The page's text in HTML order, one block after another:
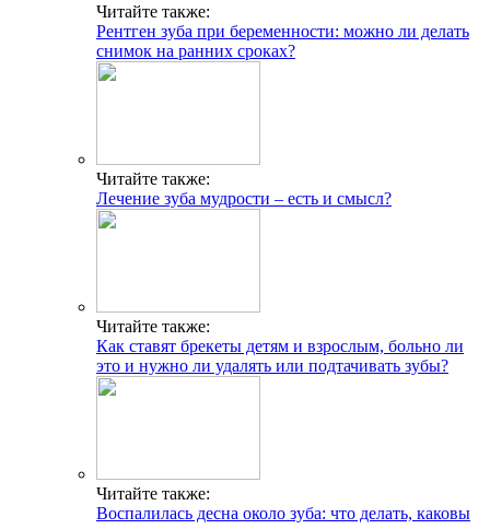
Читайте также:
Рентген зуба при беременности: можно ли делать
снимок на ранних сроках?
Читайте также:
Лечение зуба мудрости – есть и смысл?
Читайте также:
Как ставят брекеты детям и взрослым, больно ли
это и нужно ли удалять или подтачивать зубы?
Читайте также:
Воспалилась десна около зуба: что делать, каковы